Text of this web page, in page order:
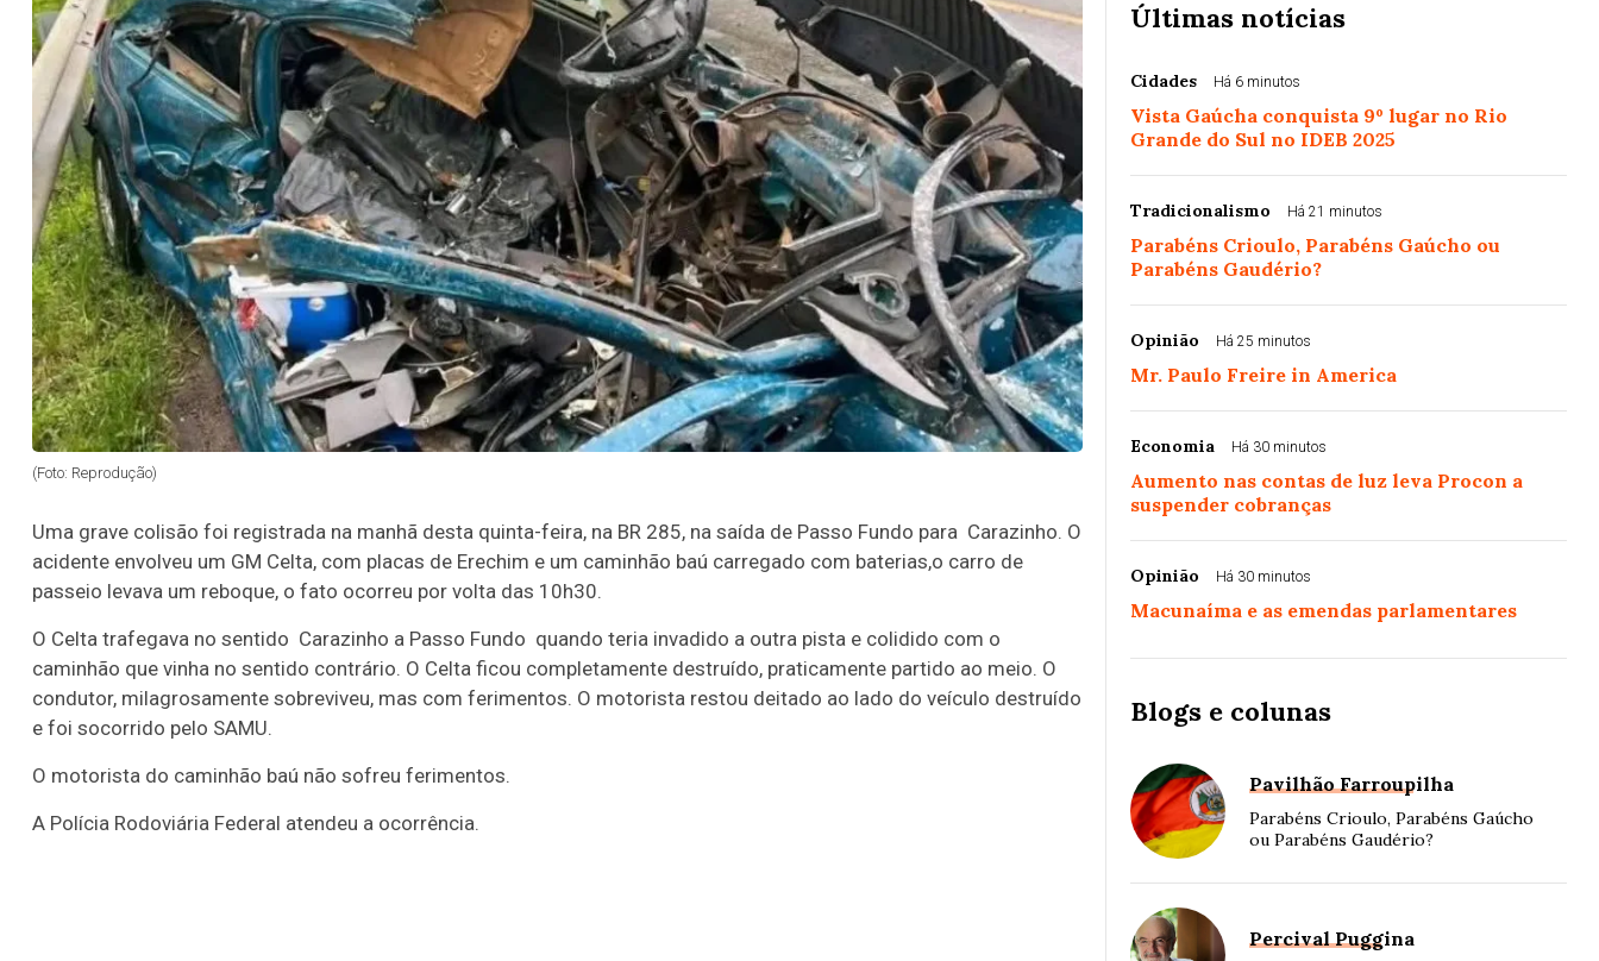
(Foto: Reprodução)
Uma grave colisão foi registrada na manhã desta quinta-feira, na BR 285, na saída de Passo Fundo para Carazinho. O
acidente envolveu um GM Celta, com placas de Erechim e um caminhão baú carregado com baterias,o carro de
passeio levava um reboque, o fato ocorreu por volta das 10h30.
O Celta trafegava no sentido Carazinho a Passo Fundo quando teria invadido a outra pista e colidido com o
caminhão que vinha no sentido contrário. O Celta ficou completamente destruído, praticamente partido ao meio. O
condutor, milagrosamente sobreviveu, mas com ferimentos. O motorista restou deitado ao lado do veículo destruído
e foi socorrido pelo SAMU.
O motorista do caminhão baú não sofreu ferimentos.
A Polícia Rodoviária Federal atendeu a ocorrência.
Últimas notícias
Cidades Há 6 minutos
Vista Gaúcha conquista 9º lugar no Rio
Grande do Sul no IDEB 2025
Tradicionalismo Há 21 minutos
Parabéns Crioulo, Parabéns Gaúcho ou
Parabéns Gaudério?
Opinião Há 25 minutos
Mr. Paulo Freire in America
Economia Há 30 minutos
Aumento nas contas de luz leva Procon a
suspender cobranças
Opinião Há 30 minutos
Macunaíma e as emendas parlamentares
Blogs e colunas
Pavilhão Farroupilha
Parabéns Crioulo, Parabéns Gaúcho
ou Parabéns Gaudério?
Percival Puggina